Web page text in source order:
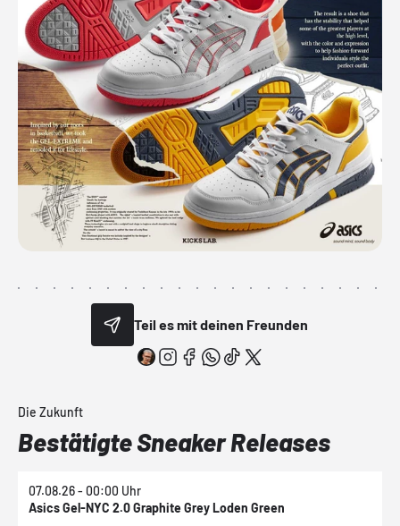
Teil es mit deinen Freunden
Die Zukunft
Bestätigte Sneaker Releases
07.08.26 - 00:00 Uhr
Asics Gel-NYC 2.0 Graphite Grey Loden Green